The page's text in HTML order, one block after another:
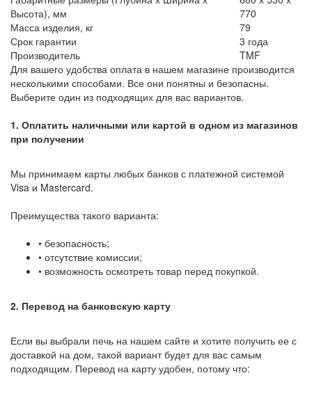
Высота), мм
770
Масса изделия, кг
79
Срок гарантии
3 года
Производитель
TMF
Для вашего удобства оплата в нашем магазине производится
несколькими способами. Все они понятны и безопасны.
Выберите один из подходящих для вас вариантов.
1. Оплатить наличными или картой в одном из магазинов
при получении
Мы принимаем карты любых банков с платежной системой
Visa и Mastercard.
Преимущества такого варианта:
• безопасность;
• отсутствие комиссии;
• возможность осмотреть товар перед покупкой.
2. Перевод на банковскую карту
Если вы выбрали печь на нашем сайте и хотите получить ее с
доставкой на дом, такой вариант будет для вас самым
подходящим. Перевод на карту удобен, потому что: